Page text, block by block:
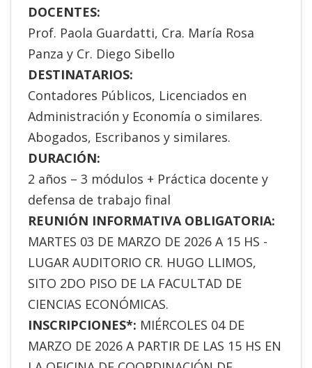
DOCENTES:
Prof. Paola Guardatti, Cra. María Rosa
Panza y Cr. Diego Sibello
DESTINATARIOS:
Contadores Públicos, Licenciados en
Administración y Economía o similares.
Abogados, Escribanos y similares.
DURACIÓN:
2 años – 3 módulos + Práctica docente y
defensa de trabajo final
REUNIÓN INFORMATIVA OBLIGATORIA:
MARTES 03 DE MARZO DE 2026 A 15 HS -
LUGAR AUDITORIO CR. HUGO LLIMOS,
SITO 2DO PISO DE LA FACULTAD DE
CIENCIAS ECONÓMICAS.
INSCRIPCIONES*: MIÉRCOLES 04 DE
MARZO DE 2026 A PARTIR DE LAS 15 HS EN